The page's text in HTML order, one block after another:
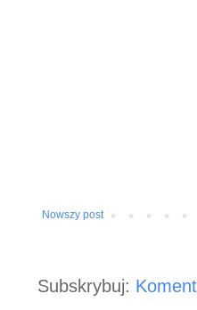
Nowszy post
Subskrybuj: